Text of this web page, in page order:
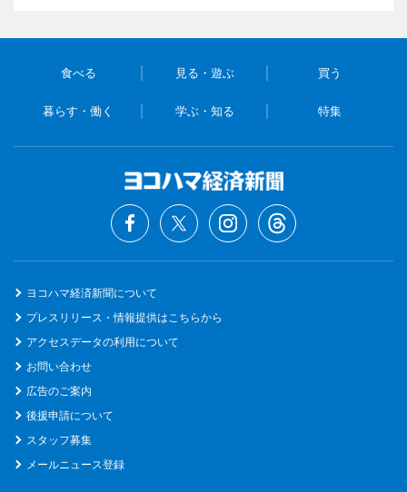
食べる 見る・遊ぶ 買う
暮らす・働く 学ぶ・知る 特集
ヨコハマ経済新聞について
プレスリリース・情報提供はこちらから
アクセスデータの利用について
お問い合わせ
広告のご案内
後援申請について
スタッフ募集
メールニュース登録